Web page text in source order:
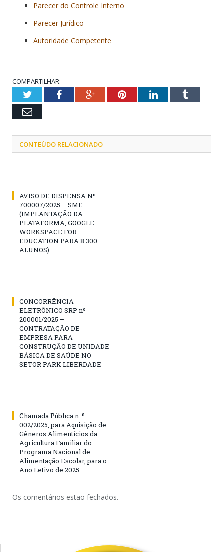
Parecer do Controle Interno
Parecer Jurídico
Autoridade Competente
COMPARTILHAR:
TwitterFacebookGoogle+PinterestLinkedInTumblr
Email
CONTEÚDO RELACIONADO
AVISO DE DISPENSA Nº
700007/2025 – SME
(IMPLANTAÇÃO DA
PLATAFORMA, GOOGLE
WORKSPACE FOR
EDUCATION PARA 8.300
ALUNOS)
CONCORRÊNCIA
ELETRÔNICO SRP nº
200001/2025 –
CONTRATAÇÃO DE
EMPRESA PARA
CONSTRUÇÃO DE UNIDADE
BÁSICA DE SAÚDE NO
SETOR PARK LIBERDADE
Chamada Pública n. º
002/2025, para Aquisição de
Gêneros Alimentícios da
Agricultura Familiar do
Programa Nacional de
Alimentação Escolar, para o
Ano Letivo de 2025
Os comentários estão fechados.